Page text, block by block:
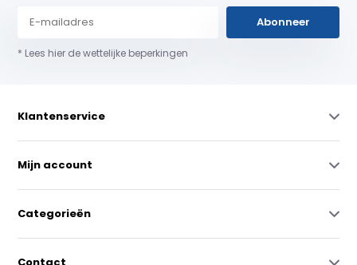
Abonneer
* Lees hier de wettelijke beperkingen
Klantenservice
Mijn account
Categorieën